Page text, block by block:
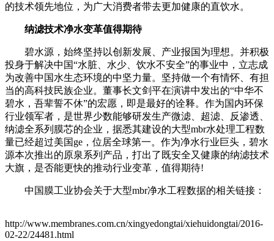
的技术领先地位，为广大消费者带去更加健康的直饮水。
纳滤技术净水变革值得期待
碧水源，始终坚持以创新发展、产业报国为理想。并积极
投身于解决中国“水脏、水少、饮水不安全”的事业中，立志成
为改善中国水生态环境的中坚力量。坚持做一个有情怀、有担
当的高科技民族企业。董事长文剑平在演讲中发出的“中华不
碧水，吾辈誓不休”的宏愿，即是最好的诠释。作为国内环保
行业领军者，是世界少数能够研发生产微滤、超滤、反渗透、
纳滤全系列膜芯的企业，据悉其建设的大型mbr水处理工程数
量已经超过美国ge，位居全球第一。作为净水行业巨头，碧水
源本次推出的原泉系列产品，打出了既安全又健康的纳滤技术
大旗，是否能更快的推动行业变革，值得期待!
中国膜工业协会关于大型mbr净水工程数据的相关链接：
http://www.membranes.com.cn/xingyedongtai/xiehuidongtai/2016-
02-22/24481.html